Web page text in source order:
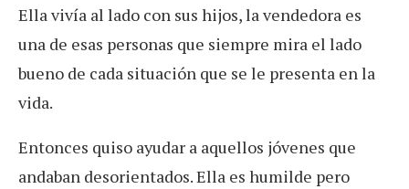
Ella vivía al lado con sus hijos, la vendedora es
una de esas personas que siempre mira el lado
bueno de cada situación que se le presenta en la
vida.
Entonces quiso ayudar a aquellos jóvenes que
andaban desorientados. Ella es humilde pero